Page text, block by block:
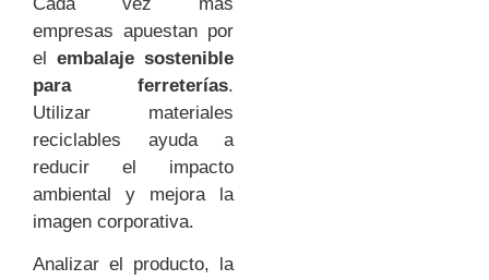
empresas apuestan por
el embalaje sostenible
para ferreterías.
Utilizar materiales
reciclables ayuda a
reducir el impacto
ambiental y mejora la
imagen corporativa.
Analizar el producto, la